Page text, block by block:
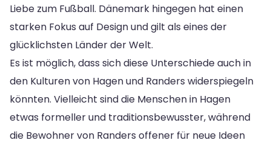
Liebe zum Fußball. Dänemark hingegen hat einen
starken Fokus auf Design und gilt als eines der
glücklichsten Länder der Welt.
Es ist möglich, dass sich diese Unterschiede auch in
den Kulturen von Hagen und Randers widerspiegeln
könnten. Vielleicht sind die Menschen in Hagen
etwas formeller und traditionsbewusster, während
die Bewohner von Randers offener für neue Ideen